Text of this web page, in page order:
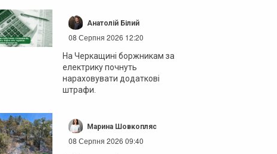
Анатолій Білий
08 Серпня 2026 12:20
На Черкащині боржникам за
електрику почнуть
нараховувати додаткові
штрафи.
Марина Шовкопляс
08 Серпня 2026 09:40